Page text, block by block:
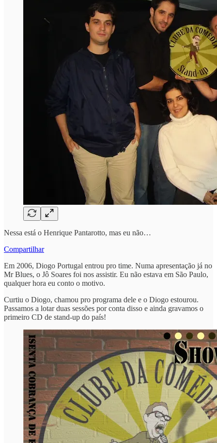
Nessa está o Henrique Pantarotto, mas eu não…
Compartilhar
Em 2006, Diogo Portugal entrou pro time. Numa apresentação já no
Mr Blues, o Jô Soares foi nos assistir. Eu não estava em São Paulo,
qualquer hora eu conto o motivo.
Curtiu o Diogo, chamou pro programa dele e o Diogo estourou.
Passamos a lotar duas sessões por conta disso e ainda gravamos o
primeiro CD de stand-up do país!